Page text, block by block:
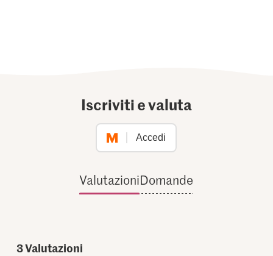
Iscriviti e valuta
Accedi
ValutazioniDomande
3Valutazioni